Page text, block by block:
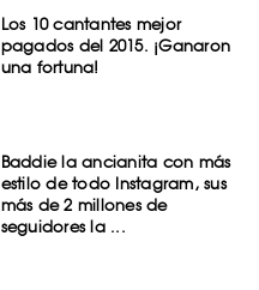
Los 10 cantantes mejor
pagados del 2015. ¡Ganaron
una fortuna!
Baddie la ancianita con más
estilo de todo Instagram, sus
más de 2 millones de
seguidores la ...